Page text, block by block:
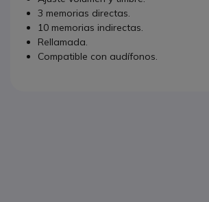
3 memorias directas.
10 memorias indirectas.
Rellamada.
Compatible con audífonos.